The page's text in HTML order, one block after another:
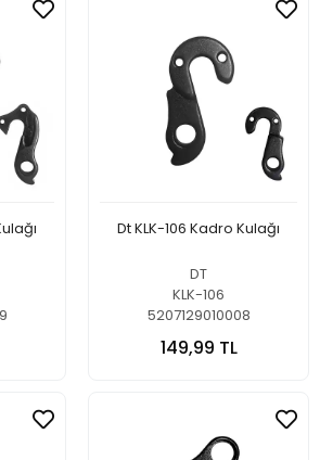
Dt KLK-106 Kadro Kulağı
DT
KLK-106
5207129010008
149,99 TL